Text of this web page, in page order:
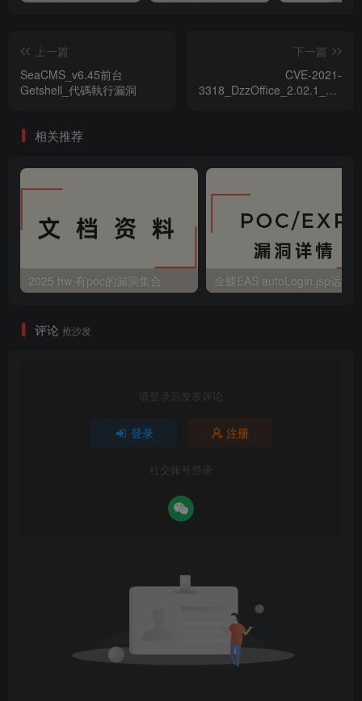
上一篇
SeaCMS_v6.45前台
Getshell_代碼執行漏洞
下一篇
CVE-2021-
3318_DzzOffice_2.02.1_XSS
相关推荐
2025 hw 有poc的漏洞集合
评论 抢沙发
请登录后发表评论
登录 注册
社交账号登录